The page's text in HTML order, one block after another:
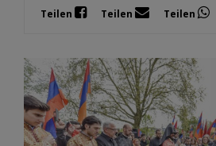
Teilen Teilen Teilen